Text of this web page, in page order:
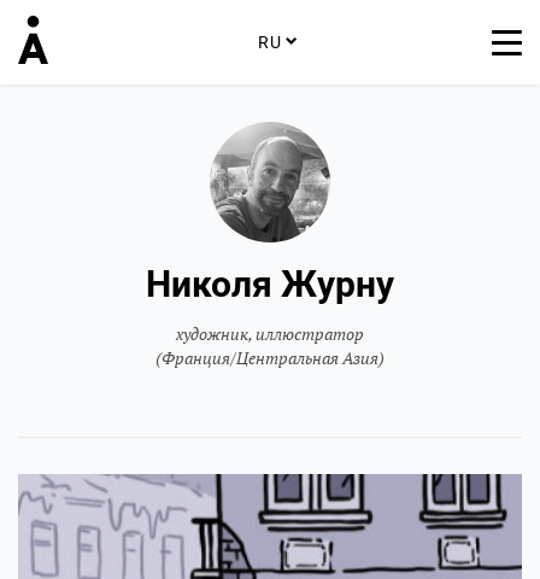
RU
Николя Журну
художник, иллюстратор
(Франция/Центральная Азия)